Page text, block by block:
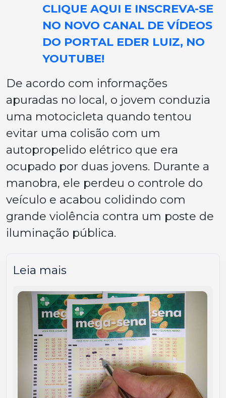
CLIQUE AQUI E INSCREVA-SE
NO NOVO CANAL DE VÍDEOS
DO PORTAL EDER LUIZ, NO
YOUTUBE!
De acordo com informações
apuradas no local, o jovem conduzia
uma motocicleta quando tentou
evitar uma colisão com um
autopropelido elétrico que era
ocupado por duas jovens. Durante a
manobra, ele perdeu o controle do
veículo e acabou colidindo com
grande violência contra um poste de
iluminação pública.
Leia mais